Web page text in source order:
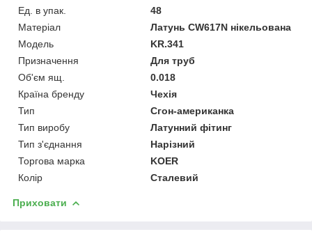
Ед. в упак.
48
Матеріал
Латунь CW617N нікельована
Мoдель
KR.341
Призначення
Для труб
Об'єм ящ.
0.018
Країна бренду
Чехія
Тип
Сгон-американка
Тип виробу
Латунний фітинг
Тип з'єднання
Нарізний
Торгова марка
KOER
Колір
Сталевий
Приховати